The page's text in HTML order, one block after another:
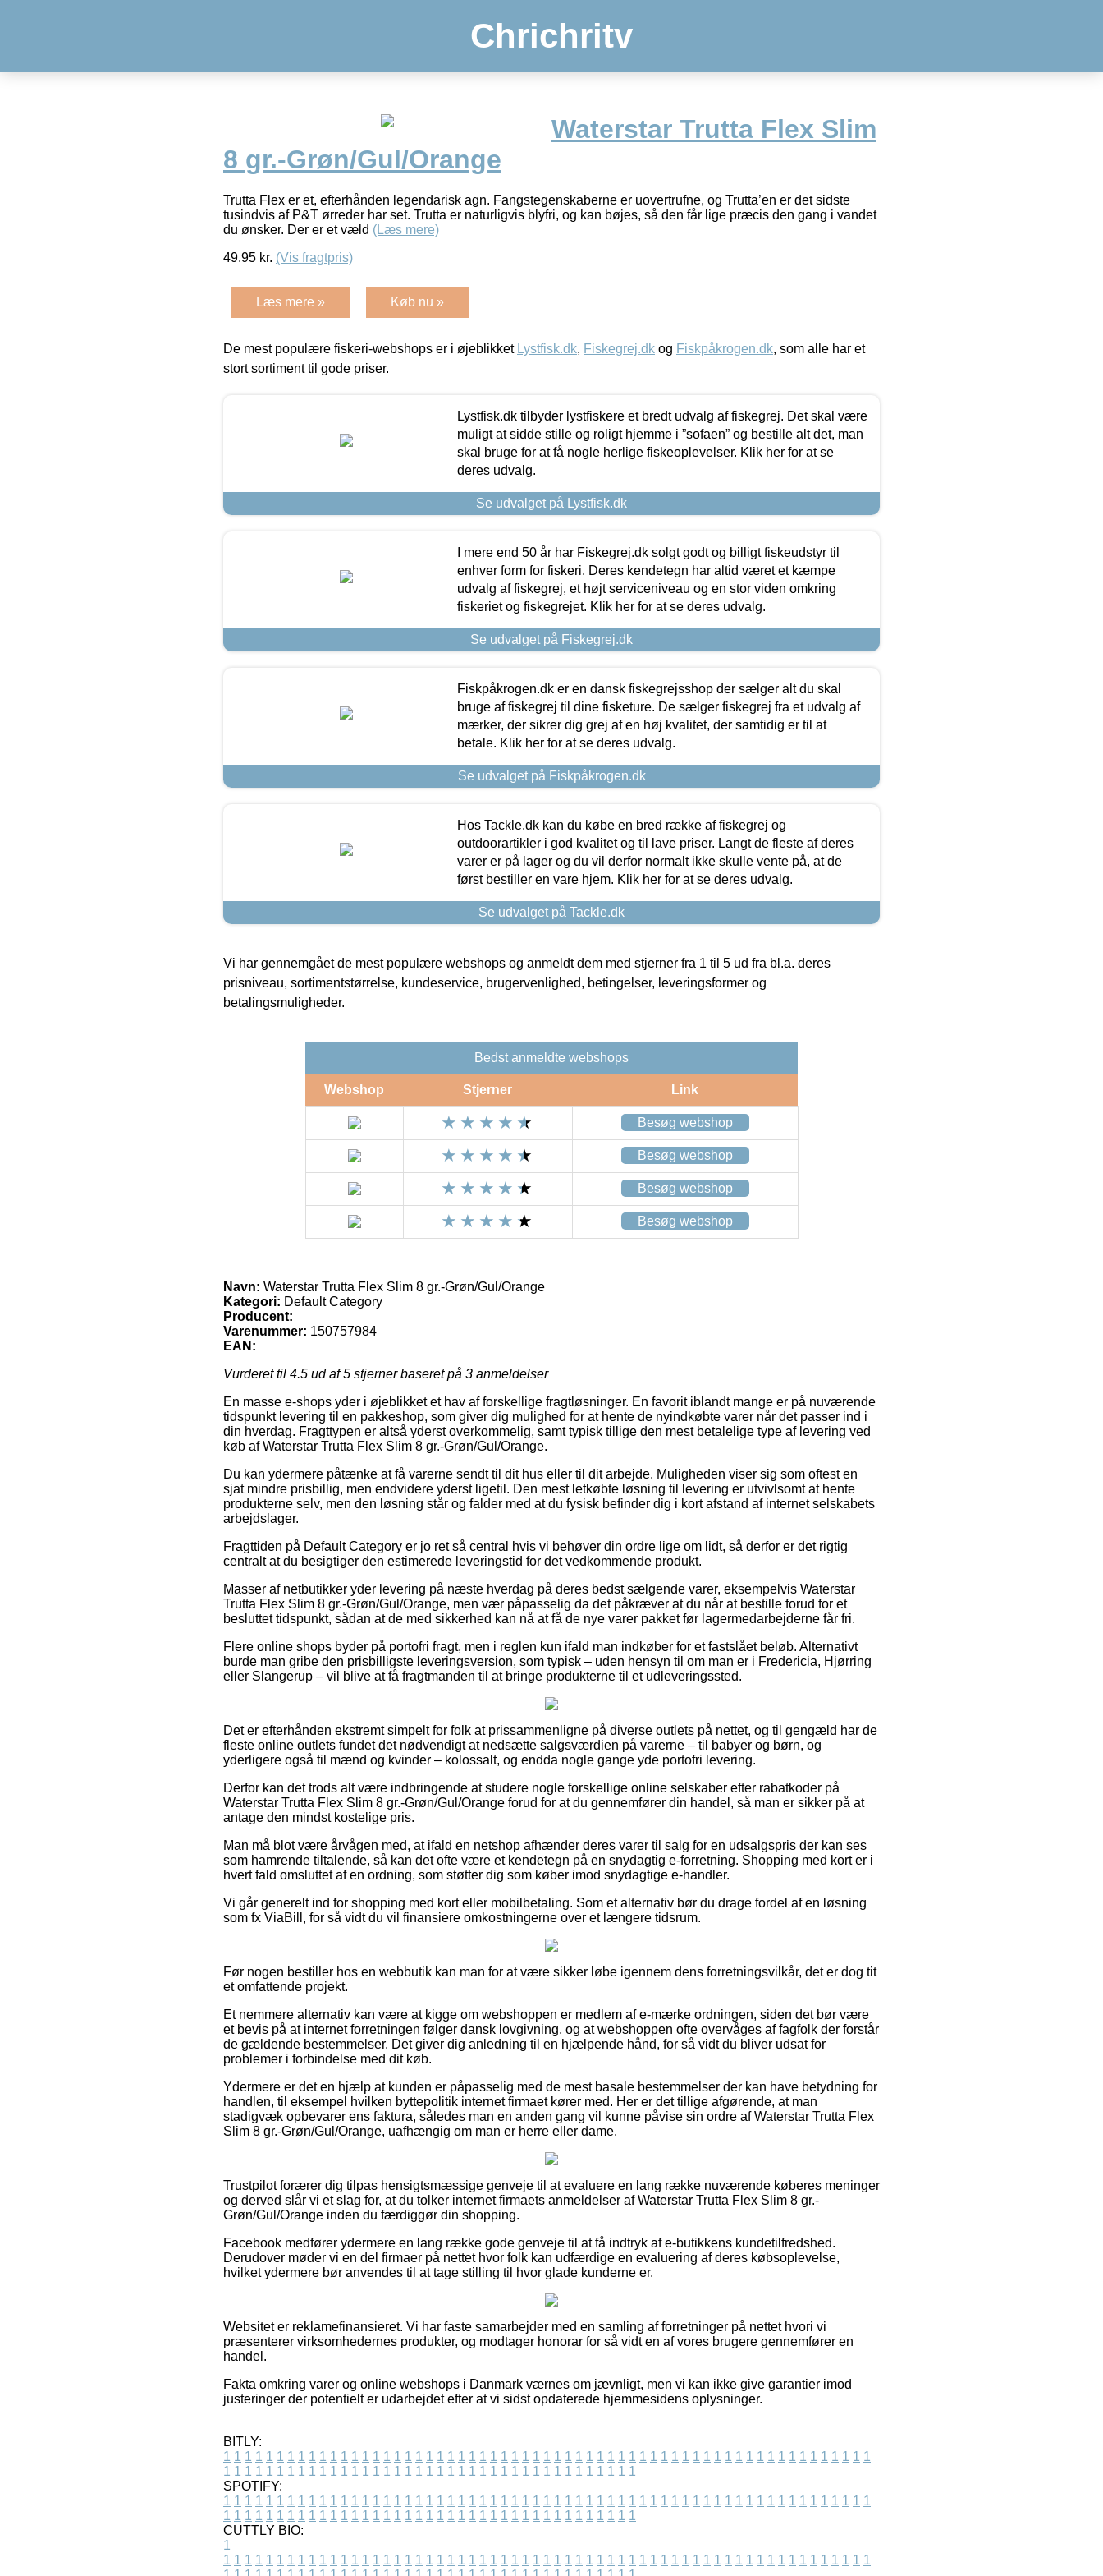
Chrichritv
Waterstar Trutta Flex Slim
8 gr.-Grøn/Gul/Orange
Trutta Flex er et, efterhånden legendarisk agn. Fangstegenskaberne er uovertrufne, og Trutta’en er det sidste
tusindvis af P&T ørreder har set. Trutta er naturligvis blyfri, og kan bøjes, så den får lige præcis den gang i vandet
du ønsker. Der er et væld (Læs mere)
49.95 kr. (Vis fragtpris)
Læs mere » Køb nu »
De mest populære fiskeri-webshops er i øjeblikket Lystfisk.dk, Fiskegrej.dk og Fiskpåkrogen.dk, som alle har et
stort sortiment til gode priser.
Lystfisk.dk tilbyder lystfiskere et bredt udvalg af fiskegrej. Det skal være
muligt at sidde stille og roligt hjemme i ”sofaen” og bestille alt det, man
skal bruge for at få nogle herlige fiskeoplevelser. Klik her for at se
deres udvalg.
Se udvalget på Lystfisk.dk
I mere end 50 år har Fiskegrej.dk solgt godt og billigt fiskeudstyr til
enhver form for fiskeri. Deres kendetegn har altid været et kæmpe
udvalg af fiskegrej, et højt serviceniveau og en stor viden omkring
fiskeriet og fiskegrejet. Klik her for at se deres udvalg.
Se udvalget på Fiskegrej.dk
Fiskpåkrogen.dk er en dansk fiskegrejsshop der sælger alt du skal
bruge af fiskegrej til dine fisketure. De sælger fiskegrej fra et udvalg af
mærker, der sikrer dig grej af en høj kvalitet, der samtidig er til at
betale. Klik her for at se deres udvalg.
Se udvalget på Fiskpåkrogen.dk
Hos Tackle.dk kan du købe en bred række af fiskegrej og
outdoorartikler i god kvalitet og til lave priser. Langt de fleste af deres
varer er på lager og du vil derfor normalt ikke skulle vente på, at de
først bestiller en vare hjem. Klik her for at se deres udvalg.
Se udvalget på Tackle.dk
Vi har gennemgået de mest populære webshops og anmeldt dem med stjerner fra 1 til 5 ud fra bl.a. deres
prisniveau, sortimentstørrelse, kundeservice, brugervenlighed, betingelser, leveringsformer og
betalingsmuligheder.
Bedst anmeldte webshops
Webshop Stjerner Link
Besøg webshop
Besøg webshop
Besøg webshop
Besøg webshop
Navn: Waterstar Trutta Flex Slim 8 gr.-Grøn/Gul/Orange
Kategori: Default Category
Producent:
Varenummer: 150757984
EAN:
Vurderet til 4.5 ud af 5 stjerner baseret på 3 anmeldelser
En masse e-shops yder i øjeblikket et hav af forskellige fragtløsninger. En favorit iblandt mange er på nuværende
tidspunkt levering til en pakkeshop, som giver dig mulighed for at hente de nyindkøbte varer når det passer ind i
din hverdag. Fragttypen er altså yderst overkommelig, samt typisk tillige den mest betalelige type af levering ved
køb af Waterstar Trutta Flex Slim 8 gr.-Grøn/Gul/Orange.
Du kan ydermere påtænke at få varerne sendt til dit hus eller til dit arbejde. Muligheden viser sig som oftest en
sjat mindre prisbillig, men endvidere yderst ligetil. Den mest letkøbte løsning til levering er utvivlsomt at hente
produkterne selv, men den løsning står og falder med at du fysisk befinder dig i kort afstand af internet selskabets
arbejdslager.
Fragttiden på Default Category er jo ret så central hvis vi behøver din ordre lige om lidt, så derfor er det rigtig
centralt at du besigtiger den estimerede leveringstid for det vedkommende produkt.
Masser af netbutikker yder levering på næste hverdag på deres bedst sælgende varer, eksempelvis Waterstar
Trutta Flex Slim 8 gr.-Grøn/Gul/Orange, men vær påpasselig da det påkræver at du når at bestille forud for et
besluttet tidspunkt, sådan at de med sikkerhed kan nå at få de nye varer pakket før lagermedarbejderne får fri.
Flere online shops byder på portofri fragt, men i reglen kun ifald man indkøber for et fastslået beløb. Alternativt
burde man gribe den prisbilligste leveringsversion, som typisk – uden hensyn til om man er i Fredericia, Hjørring
eller Slangerup – vil blive at få fragtmanden til at bringe produkterne til et udleveringssted.
Det er efterhånden ekstremt simpelt for folk at prissammenligne på diverse outlets på nettet, og til gengæld har de
fleste online outlets fundet det nødvendigt at nedsætte salgsværdien på varerne – til babyer og børn, og
yderligere også til mænd og kvinder – kolossalt, og endda nogle gange yde portofri levering.
Derfor kan det trods alt være indbringende at studere nogle forskellige online selskaber efter rabatkoder på
Waterstar Trutta Flex Slim 8 gr.-Grøn/Gul/Orange forud for at du gennemfører din handel, så man er sikker på at
antage den mindst kostelige pris.
Man må blot være årvågen med, at ifald en netshop afhænder deres varer til salg for en udsalgspris der kan ses
som hamrende tiltalende, så kan det ofte være et kendetegn på en snydagtig e-forretning. Shopping med kort er i
hvert fald omsluttet af en ordning, som støtter dig som køber imod snydagtige e-handler.
Vi går generelt ind for shopping med kort eller mobilbetaling. Som et alternativ bør du drage fordel af en løsning
som fx ViaBill, for så vidt du vil finansiere omkostningerne over et længere tidsrum.
Før nogen bestiller hos en webbutik kan man for at være sikker løbe igennem dens forretningsvilkår, det er dog tit
et omfattende projekt.
Et nemmere alternativ kan være at kigge om webshoppen er medlem af e-mærke ordningen, siden det bør være
et bevis på at internet forretningen følger dansk lovgivning, og at webshoppen ofte overvåges af fagfolk der forstår
de gældende bestemmelser. Det giver dig anledning til en hjælpende hånd, for så vidt du bliver udsat for
problemer i forbindelse med dit køb.
Ydermere er det en hjælp at kunden er påpasselig med de mest basale bestemmelser der kan have betydning for
handlen, til eksempel hvilken byttepolitik internet firmaet kører med. Her er det tillige afgørende, at man
stadigvæk opbevarer ens faktura, således man en anden gang vil kunne påvise sin ordre af Waterstar Trutta Flex
Slim 8 gr.-Grøn/Gul/Orange, uafhængig om man er herre eller dame.
Trustpilot forærer dig tilpas hensigtsmæssige genveje til at evaluere en lang række nuværende køberes meninger
og derved slår vi et slag for, at du tolker internet firmaets anmeldelser af Waterstar Trutta Flex Slim 8 gr.-
Grøn/Gul/Orange inden du færdiggør din shopping.
Facebook medfører ydermere en lang række gode genveje til at få indtryk af e-butikkens kundetilfredshed.
Derudover møder vi en del firmaer på nettet hvor folk kan udfærdige en evaluering af deres købsoplevelse,
hvilket ydermere bør anvendes til at tage stilling til hvor glade kunderne er.
Websitet er reklamefinansieret. Vi har faste samarbejder med en samling af forretninger på nettet hvori vi
præsenterer virksomhedernes produkter, og modtager honorar for så vidt en af vores brugere gennemfører en
handel.
Fakta omkring varer og online webshops i Danmark værnes om jævnligt, men vi kan ikke give garantier imod
justeringer der potentielt er udarbejdet efter at vi sidst opdaterede hjemmesidens oplysninger.
BITLY:
1 1 1 1 1 1 1 1 1 1 1 1 1 1 1 1 1 1 1 1 1 1 1 1 1 1 1 1 1 1 1 1 1 1 1 1 1 1 1 1 1 1 1 1 1 1 1 1 1 1 1 1 1 1 1 1 1 1 1 1 1
1 1 1 1 1 1 1 1 1 1 1 1 1 1 1 1 1 1 1 1 1 1 1 1 1 1 1 1 1 1 1 1 1 1 1 1 1 1 1
SPOTIFY:
1 1 1 1 1 1 1 1 1 1 1 1 1 1 1 1 1 1 1 1 1 1 1 1 1 1 1 1 1 1 1 1 1 1 1 1 1 1 1 1 1 1 1 1 1 1 1 1 1 1 1 1 1 1 1 1 1 1 1 1 1
1 1 1 1 1 1 1 1 1 1 1 1 1 1 1 1 1 1 1 1 1 1 1 1 1 1 1 1 1 1 1 1 1 1 1 1 1 1 1
CUTTLY BIO:
1
1 1 1 1 1 1 1 1 1 1 1 1 1 1 1 1 1 1 1 1 1 1 1 1 1 1 1 1 1 1 1 1 1 1 1 1 1 1 1 1 1 1 1 1 1 1 1 1 1 1 1 1 1 1 1 1 1 1 1 1 1